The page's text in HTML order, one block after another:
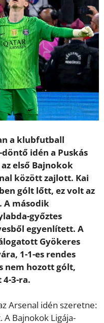
a klubfutball
idén a Puskás
első Bajnokok
között zajlott. Kai
gólt lőtt, ez volt az
A második
győztes
egyenlített. A
Gyökeres
1-1-es rendes
nem hozott gólt,
4-3-ra.
Arsenal idén szeretne:
Bajnokok Ligája-